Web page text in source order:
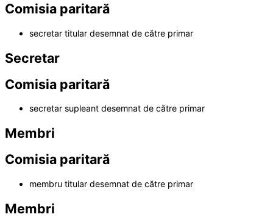
Comisia paritară
secretar titular desemnat de către primar
Secretar
Comisia paritară
secretar supleant desemnat de către primar
Membri
Comisia paritară
membru titular desemnat de către primar
Membri